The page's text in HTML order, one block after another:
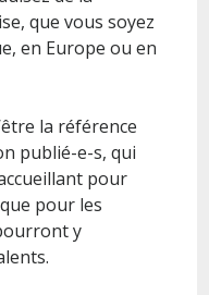
que vous soyez
en Europe ou en
la référence
publié-e-s, qui
pour
pour les
y